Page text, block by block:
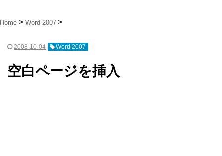
Home Word 2007
2008-10-04 Word 2007
空白ページを挿入